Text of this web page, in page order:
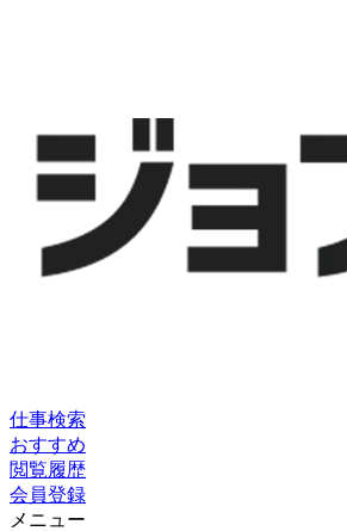
仕事検索
おすすめ
閲覧履歴
会員登録
メニュー